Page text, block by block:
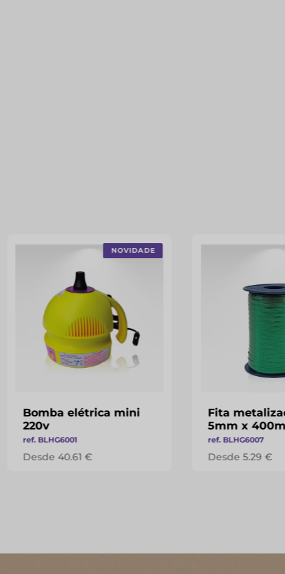
NOVIDADE
Bomba elétrica mini
220v
ref. BLHG6001
Desde 40.61 €
Fita
5mm x 400m
ref. BLHG6007
Desde 5.29 €